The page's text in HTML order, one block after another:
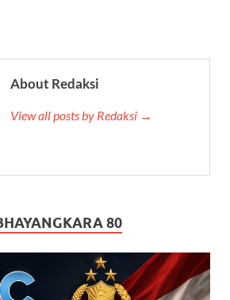
About Redaksi
View all posts by Redaksi →
80